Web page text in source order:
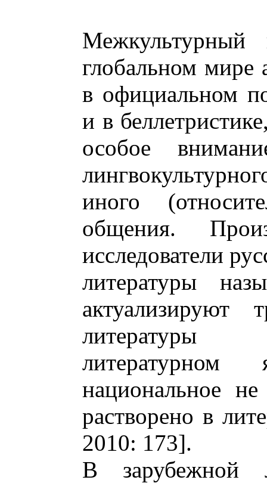
Межкультурный
глобальном мире
в официальном
и в
особое
иного
общения.
исследователи
литературы
актуализируют
литературы
национальное
растворено в
2010: 173].
В зарубежной